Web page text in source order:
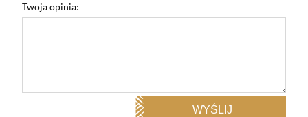
Twoja opinia:
WYŚLIJ